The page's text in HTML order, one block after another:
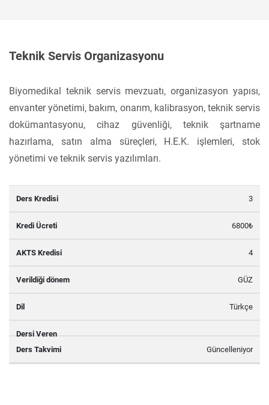
Teknik Servis Organizasyonu
Biyomedikal teknik servis mevzuatı, organizasyon yapısı,
envanter yönetimi, bakım, onarım, kalibrasyon, teknik servis
dokümantasyonu, cihaz güvenliği, teknik şartname
hazırlama, satın alma süreçleri, H.E.K. işlemleri, stok
yönetimi ve teknik servis yazılımları.
Ders
3
6800₺
4
GÜZ
Türkçe
Güncelleniyor